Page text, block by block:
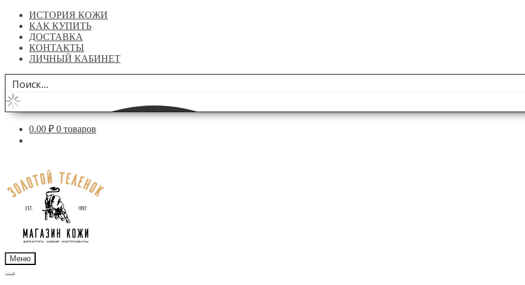
ИСТОРИЯ КОЖИ
КАК КУПИТЬ
ДОСТАВКА
КОНТАКТЫ
ЛИЧНЫЙ КАБИНЕТ
0.00 ₽ 0 товаров
навигации
содержимому
Меню